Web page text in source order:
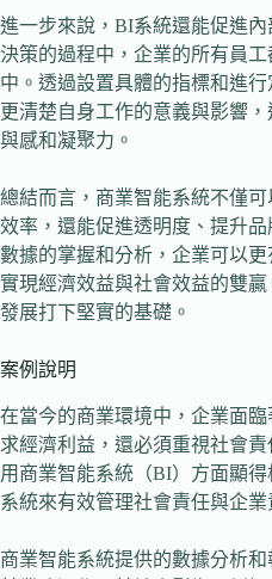
進一步來說，BI系統還能促進
決策的過程中，企業的所有員
中。透過設置具體的指標和進
更清楚自身工作的意義與影響
與感和凝聚力。
總結而言，商業智能系統不僅
效率，還能促進透明度、提升
數據的掌握和分析，企業可以
實現經濟效益與社會效益的雙
發展打下堅實的基礎。
案例說明
在當今的商業環境中，企業面
求經濟利益，還必須重視社會
用商業智能系統（BI）方面顯
系統來有效管理社會責任與企業
商業智能系統提供的數據分析